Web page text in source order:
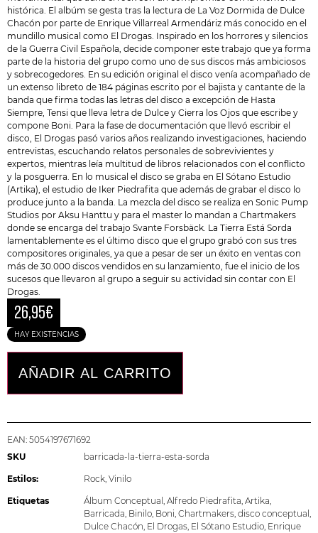
histórica. El albúm se gesta tras la lectura de La Voz Dormida de Dulce
Chacón por parte de Enrique Villarreal Armendáriz más conocido en el
mundillo musical como El Drogas. Inspirado en los horrores y silencios
de la Guerra Civil Española, decide componer este trabajo que ya forma
parte de la historia del grupo como uno de sus discos más ambiciosos
y sobrecogedores. En su edición original el disco venía acompañado de
un extenso libreto de 184 páginas escrito por el bajista y cantante de la
banda que firma todas las letras del disco a excepción de Hasta
Siempre, Tensi que lleva letra de Dulce y Cierra los Ojos que escribe y
compone Boni. Para la fase de documentación que llevó escribir el
disco, El Drogas pasó varios años realizando investigaciones, haciendo
entrevistas, escuchando relatos personales de sobrevivientes y
expertos, mientras leía multitud de libros relacionados con el conflicto
y la posguerra. En lo musical el disco se graba en El Sótano Estudio
(Artika), el estudio de Iker Piedrafita que además de grabar el disco lo
produce junto a la banda. La mezcla del disco se realiza en Sonic Pump
Studios por Aksu Hanttu y para el master lo mandan a Chartmakers
donde se encarga del trabajo Svante Forsbäck. La Tierra Está Sorda
lamentablemente es el último disco que el grupo grabó con sus tres
compositores originales, ya que a pesar de ser un éxito en ventas con
más de 30.000 discos vendidos en su lanzamiento, fue el inicio de los
sucesos que llevaron al grupo a seguir su actividad sin contar con El
Drogas
26,95€
HAY EXISTENCIAS
AÑADIR AL CARRITO
EAN: 5054197671692
SKU
barricada-la-tierra-esta-sorda
Estilos: Rock, Vinilo
Etiquetas Álbum Conceptual , Alfredo Piedrafita, Artika,
Barricada, Binilo, Boni, Chartmakers, disco conceptual ,
Dulce Chacón, El Drogas, El Sótano Estudio, Enrique